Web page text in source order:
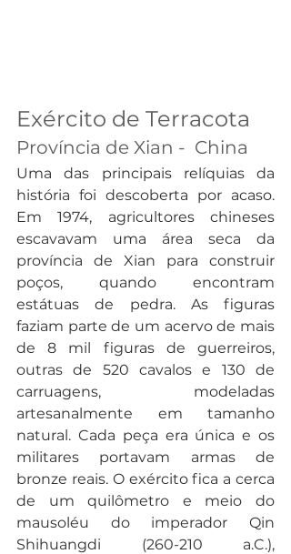
Exército de Terracota
Província de Xian -  China
Uma das principais relíquias da
história foi descoberta por acaso.
Em 1974, agricultores chineses
escavavam uma área seca da
província de Xian para construir
poços, quando encontram
estátuas de pedra. As figuras
faziam parte de um acervo de mais
de 8 mil figuras de guerreiros,
outras de 520 cavalos e 130 de
carruagens, modeladas
artesanalmente em tamanho
natural. Cada peça era única e os
militares portavam armas de
bronze reais. O exército fica a cerca
de um quilômetro e meio do
mausoléu do imperador Qin
Shihuangdi (260-210 a.C.),